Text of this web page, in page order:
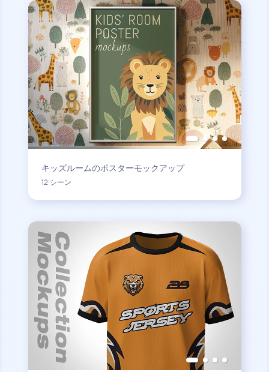
キッズルームのポスターモックアップ
12 シーン